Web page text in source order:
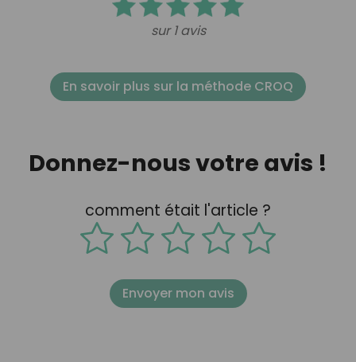
sur 1 avis
En savoir plus sur la méthode CROQ
Donnez-nous votre avis !
comment était l'article ?
Envoyer mon avis